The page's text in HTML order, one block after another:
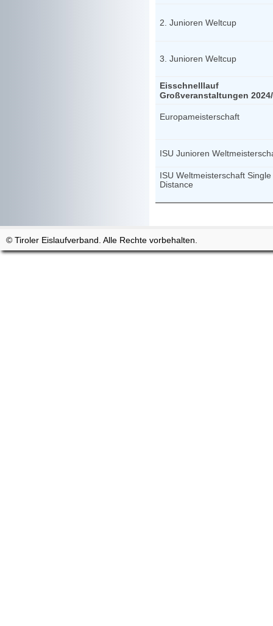
2. Junioren Weltcup
3. Junioren Weltcup
Eisschnelllauf
Großveranstaltungen
Europameisterschaft
ISU Junioren
ISU Weltmeisterschaft Single
Distance
© Tiroler Eislaufverband. Alle Rechte vorbehalten.